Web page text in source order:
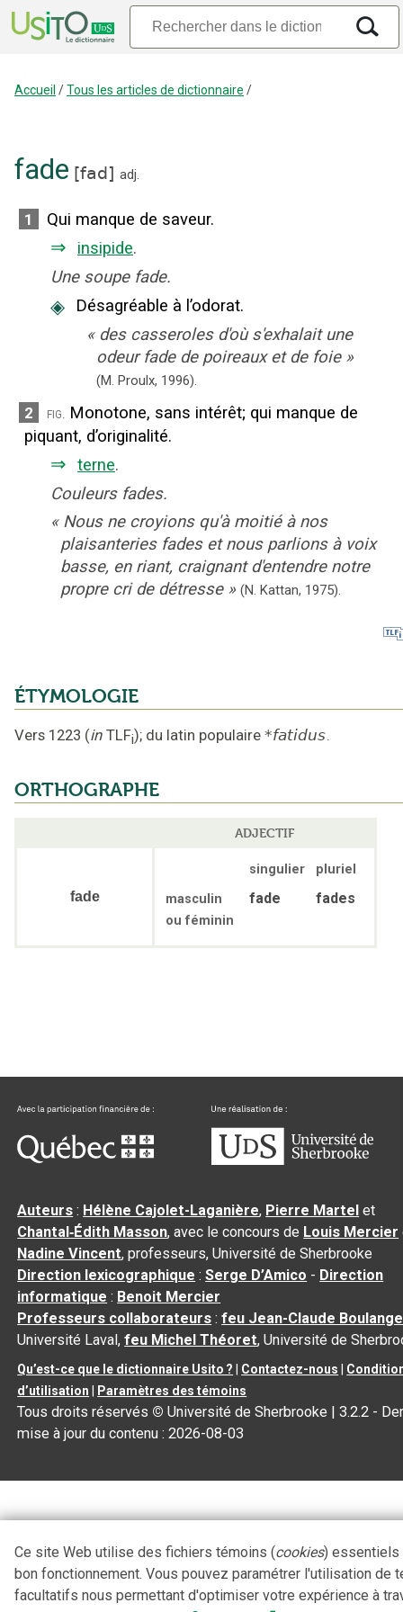
Accueil /Tous les articles de dictionnaire /
fade [fad] adj.
1 Qui manque de saveur.
⇒ insipide.
Une soupe fade.
◈
Désagréable à l’odorat.
« des casseroles d'où s'exhalait une
odeur fade de poireaux et de foie »
(M. Proulx, 1996).
2 fig. Monotone, sans intérêt; qui manque de
piquant, d’originalité.
⇒ terne.
Couleurs fades.
« Nous ne croyions qu'à moitié à nos
plaisanteries fades et nous parlions à voix
basse, en riant, craignant d'entendre notre
propre cri de détresse » (N. Kattan, 1975).
ÉTYMOLOGIE
Vers 1223 (in TLFi); du latin populaire *fatidus.
ORTHOGRAPHE
ADJECTIF
fade
singulier
pluriel
masculin
ou féminin
fade fades
Auteurs : Hélène Cajolet-Laganière, Pierre Martel et
Chantal‑Édith Masson, avec le concours de Louis Mercier
Nadine Vincent, professeurs, Université de Sherbrooke
Direction lexicographique :Serge D’Amico - Direction
informatique : Benoit Mercier
Professeurs collaborateurs :feu Jean-Claude
Université Laval,feu Michel Théoret, Université de
Qu’est-ce que le dictionnaire Usito ? Contactez-nous
d’utilisation
Paramètres des témoins
Tous droits réservés © Université de Sherbrooke |3.2.2 -
mise à jour du contenu :2026-08-03
Ce site Web utilise des fichiers témoins (cookies) essentiels
bon fonctionnement. Vous pouvez paramétrer l'utilisation de
facultatifs nous permettant d'optimiser votre expérience à